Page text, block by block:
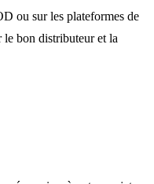
ou sur les plateformes de
le bon distributeur et la